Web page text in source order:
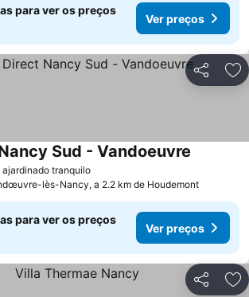
para ver os preços
Ver preços
Partilhar
ajardinado tranquilo
Sud - Vandoeuvre
lès-Nancy, a 2.2 km de Houdemont
para ver os preços
Ver preços
Partilhar